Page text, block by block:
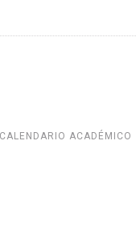
CALENDARIO ACADÉMICO